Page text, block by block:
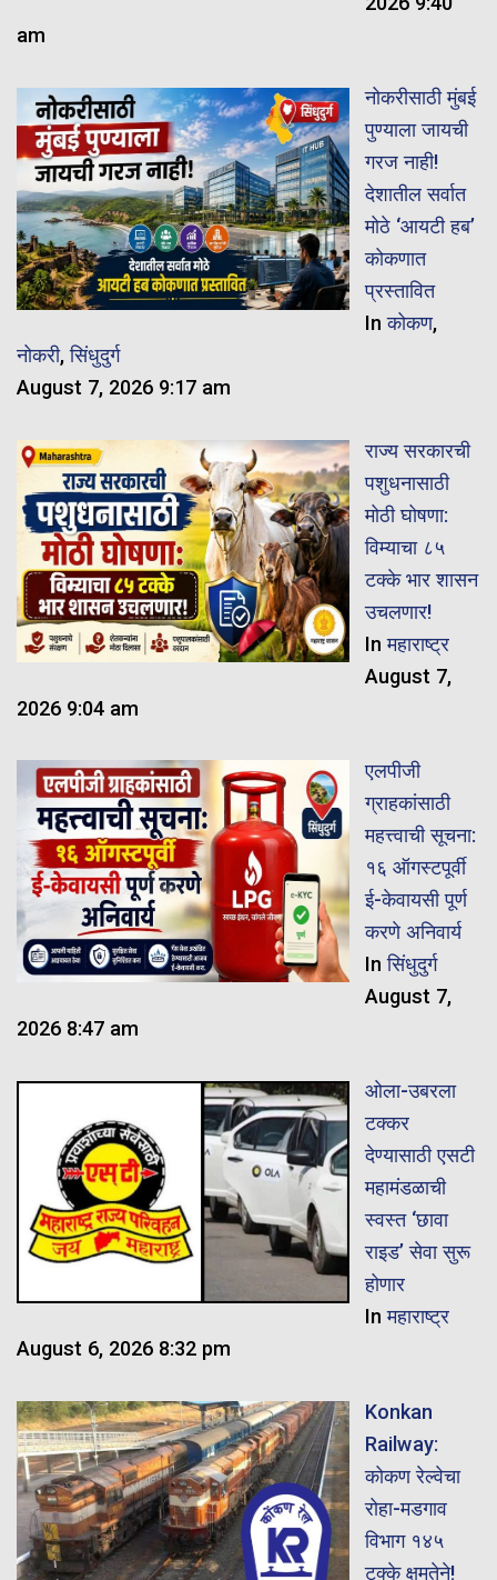
am
नोकरीसाठी मुंबई
पुण्याला जायची
गरज नाही!
देशातील सर्वात
मोठे ‘आयटी हब’
कोकणात
प्रस्तावित
Inकोकण,
नोकरी,सिंधुदुर्ग
August 7, 2026 9:17 am
राज्य सरकारची
पशुधनासाठी
मोठी घोषणा:
विम्याचा ८५
टक्के भार शासन
उचलणार!
Inमहाराष्ट्र
August 7,
2026 9:04 am
एलपीजी
ग्राहकांसाठी
महत्त्वाची सूचना:
१६ ऑगस्टपूर्वी
ई-केवायसी पूर्ण
करणे अनिवार्य
Inसिंधुदुर्ग
August 7,
2026 8:47 am
ओला-उबरला
टक्कर
देण्यासाठी एसटी
महामंडळाची
स्वस्त ‘छावा
राइड’ सेवा सुरू
होणार
Inमहाराष्ट्र
August 6, 2026 8:32 pm
Konkan
Railway:
कोकण रेल्वेचा
रोहा-मडगाव
विभाग १४५
टक्के क्षमतेने!